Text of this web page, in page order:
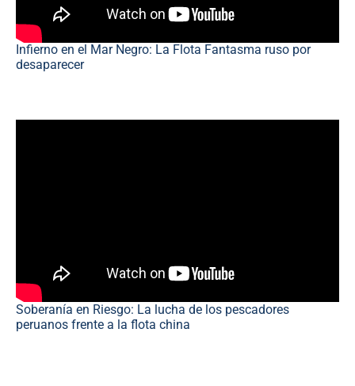
Infierno en el Mar Negro: La Flota Fantasma ruso por
desaparecer
Soberanía en Riesgo: La lucha de los pescadores
peruanos frente a la flota china